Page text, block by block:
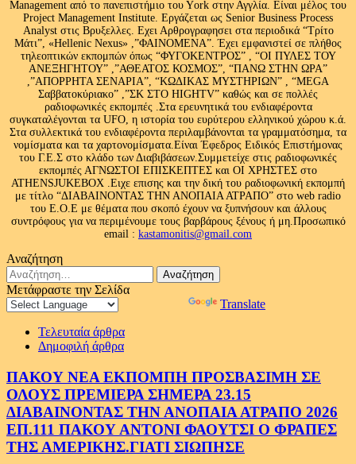
Management από το πανεπιστήμιο του Υork στην Αγγλία. Είναι μέλος του
Project Management Institute. Εργάζεται ως Senior Business Process
Analyst στις Βρυξελλες. Εχει Αρθρογραφησει στα περιοδικά “Τρίτο
Μάτι”, «Hellenic Nexus» ,”ΦΑΙΝΟΜΕΝΑ”. Έχει εμφανιστεί σε πλήθος
τηλεοπτικών εκπομπών όπως “ΦΥΓΟΚΕΝΤΡΟΣ” , “ΟΙ ΠΥΛΕΣ ΤΟΥ
ΑΝΕΞΗΓΗΤΟΥ” ,”ΑΘΕΑΤΟΣ ΚΟΣΜΟΣ”, “ΠΑΝΩ ΣΤΗΝ ΩΡΑ”
,”ΑΠΟΡΡΗΤΑ ΣΕΝΑΡΙΑ”, “ΚΩΔΙΚΑΣ ΜΥΣΤΗΡΙΩΝ” , “MEGA
Σαββατοκύριακο” ,”ΣΚ ΣΤΟ HIGHTV” καθώς και σε πολλές
ραδιοφωνικές εκπομπές .Στα ερευνητικά του ενδιαφέροντα
συγκαταλέγονται τα UFO, η ιστορία του ευρύτερου ελληνικού χώρου κ.ά.
Στα συλλεκτικά του ενδιαφέροντα περιλαμβάνονται τα γραμματόσημα, τα
νομίσματα και τα χαρτονομίσματα.Είναι Έφεδρος Ειδικός Επιστήμονας
του Γ.Ε.Σ στο κλάδο των Διαβιβάσεων.Συμμετείχε στις ραδιοφωνικές
εκπομπές ΑΓΝΩΣΤΟΙ ΕΠΙΣΚΕΠΤΕΣ και ΟΙ ΧΡΗΣΤΕΣ στο
ATHENSJUKEBOX .Ειχε επισης και την δική του ραδιοφωνική εκπομπή
με τίτλο “ΔΙΑΒΑΙΝΟΝΤΑΣ ΤΗΝ ΑΝΟΠΑΙΑ ΑΤΡΑΠΟ” στο web radio
του Ε.Ο.Ε με θέματα που σκοπό έχουν να ξυπνήσουν και άλλους
συντρόφους για να περιμένουμε τους βαρβάρους ξένους ή μη.Προσωπικό
email : kastamonitis@gmail.com
Αναζήτηση
Αναζήτηση
για:
Μετάφραστε την Σελίδα
Translate
Τελευταία άρθρα
Δημοφιλή άρθρα
ΠΑΚΟΥ ΝΕΑ ΕΚΠΟΜΠΗ ΠΡΟΣΒΑΣΙΜΗ ΣΕ
ΟΛΟΥΣ ΠΡΕΜΙΕΡΑ ΣΗΜΕΡΑ 23.15
ΔΙΑΒΑΙΝΟΝΤΑΣ ΤΗΝ ΑΝΟΠΑΙΑ ΑΤΡΑΠΟ 2026
ΕΠ.111 ΠΑΚΟΥ ΑΝΤΟΝΙ ΦΑΟΥΤΣΙ Ο ΦΡΑΠΕΣ
ΤΗΣ ΑΜΕΡΙΚΗΣ.ΓΙΑΤΙ ΣΙΩΠΗΣΕ